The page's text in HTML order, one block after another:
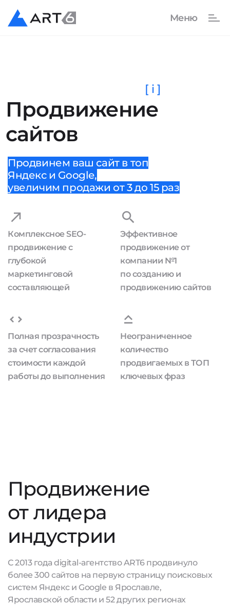
Продвижение
сайтов
[ i ]
Продвинем ваш сайт в топ
Яндекс и Google,
увеличим продажи от 3 до 15 раз
Комплексное SEO-
продвижение с
глубокой
маркетинговой
составляющей
Эффективное
продвижение от
компании №1
по созданию и
продвижению сайтов
Полная прозрачность
за счет согласования
стоимости каждой
работы до выполнения
Неограниченное
количество
продвигаемых в ТОП
ключевых фраз
Продвижение
от лидера
индустрии
С 2013 года digital-агентство ART6 продвинуло
более 300 сайтов на первую страницу поисковых
систем Яндекс и Google в Ярославле,
Ярославской области и 52 других регионах